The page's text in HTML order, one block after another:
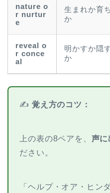
nature o
r nurtur
e
生まれか育ち
か
reveal o
r conce
al
明かすか隠
か
✍️ 覚え方のコツ：
上の表の8ペアを、 声に
ださい。
「ヘルプ・オア・ヒン